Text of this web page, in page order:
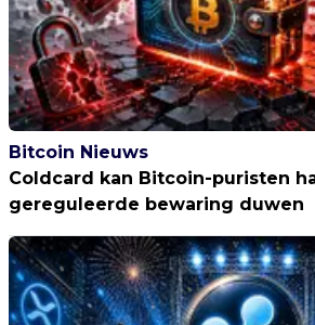
Bitcoin Nieuws
Coldcard kan Bitcoin-puristen
gereguleerde bewaring duwen